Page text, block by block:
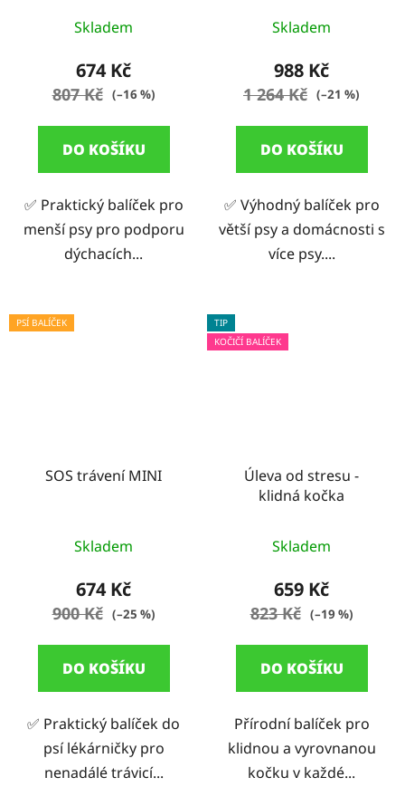
Skladem
674 Kč
807 Kč (–16 %)
DO KOŠÍKU
✅ Praktický balíček pro
menší psy pro podporu
dýchacích...
Skladem
988 Kč
1 264 Kč (–21 %)
DO KOŠÍKU
✅ Výhodný balíček pro
větší psy a domácnosti s
více psy....
PSÍ BALÍČEK
SOS trávení MINI
Skladem
674 Kč
900 Kč (–25 %)
DO KOŠÍKU
✅ Praktický balíček do
psí lékárničky pro
nenadálé trávicí...
TIP
KOČIČÍ BALÍČEK
Úleva od stresu -
klidná kočka
Skladem
659 Kč
823 Kč (–19 %)
DO KOŠÍKU
Přírodní balíček pro
klidnou a vyrovnanou
kočku v každé...